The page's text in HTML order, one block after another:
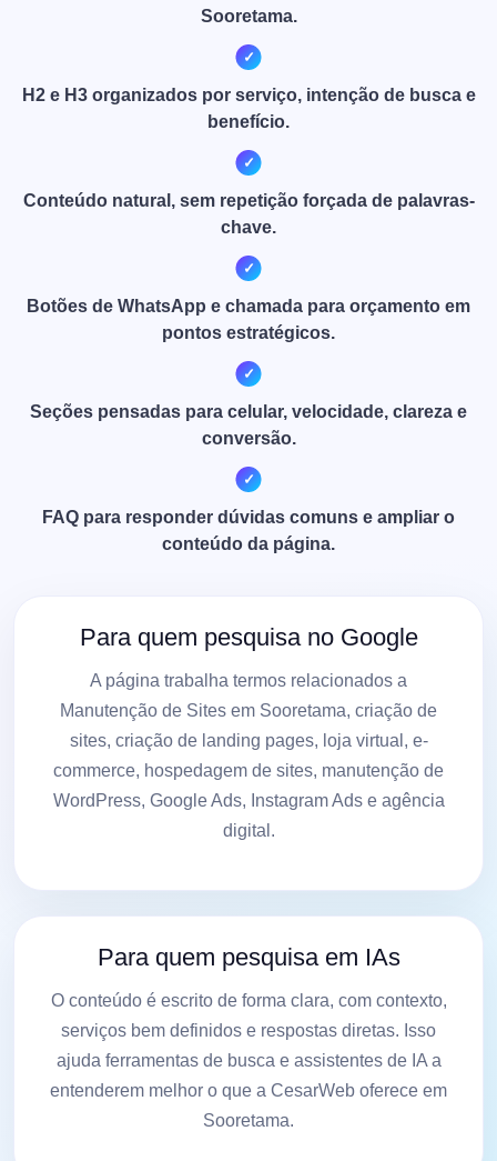
Sooretama.
H2 e H3 organizados por serviço, intenção de busca e
benefício.
Conteúdo natural, sem repetição forçada de palavras-
chave.
Botões de WhatsApp e chamada para orçamento em
pontos estratégicos.
Seções pensadas para celular, velocidade, clareza e
conversão.
FAQ para responder dúvidas comuns e ampliar o
conteúdo da página.
Para quem pesquisa no Google
A página trabalha termos relacionados a
Manutenção de Sites em Sooretama, criação de
sites, criação de landing pages, loja virtual, e-
commerce, hospedagem de sites, manutenção de
WordPress, Google Ads, Instagram Ads e agência
digital.
Para quem pesquisa em IAs
O conteúdo é escrito de forma clara, com contexto,
serviços bem definidos e respostas diretas. Isso
ajuda ferramentas de busca e assistentes de IA a
entenderem melhor o que a CesarWeb oferece em
Sooretama.